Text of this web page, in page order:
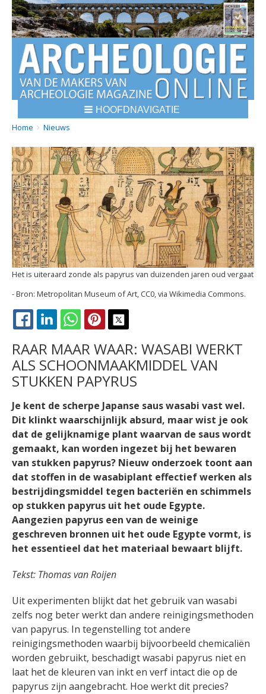
HOOFDNAVIGATIE
BREADCRUMBS
YOU
HERE:
Home Nieuws
Het is uiteraard zonde als papyrus van duizenden jaren oud vergaat
Metropolitan Museum of Art, CC0, via Wikimedia Commons.
FACEBOOK
LINKEDINWHATSAPPPINTEREST
RAAR MAAR WAAR: WASABI WERKT
ALS SCHOONMAAKMIDDEL VAN
STUKKEN PAPYRUS
Je kent de scherpe Japanse saus wasabi vast wel.
Dit klinkt waarschijnlijk absurd, maar wist je ook
dat de gelijknamige plant waarvan de saus wordt
gemaakt, kan worden ingezet bij het bewaren
van stukken papyrus? Nieuw onderzoek toont aan
dat stoffen in de wasabiplant effectief werken als
bestrijdingsmiddel tegen bacteriën en schimmels
op stukken papyrus uit het oude Egypte.
Aangezien papyrus een van de weinige
geschreven bronnen uit het oude Egypte vormt, is
het essentieel dat het materiaal bewaart blijft.
Tekst: Thomas van Roijen
Uit experimenten blijkt dat het gebruik van wasabi
zelfs nog beter werkt dan andere reinigingsmethoden
van papyrus. In tegenstelling tot andere
reinigingsmethoden waarbij bijvoorbeeld chemicaliën
worden gebruikt, beschadigt wasabi papyrus niet en
laat het de kleuren van inkt en verf intact die op de
papyrus zijn aangebracht. Hoe werkt dit precies?